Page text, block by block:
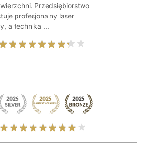
Przedsiębiorstwo
profesjonalny laser
a technika ...